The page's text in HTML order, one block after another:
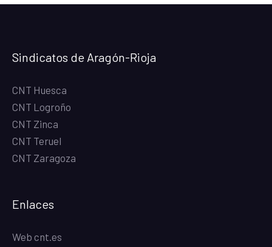
Sindicatos de Aragón-Rioja
CNT Huesca
CNT Logroño
CNT Zinca
CNT Teruel
CNT Zaragoza
Enlaces
Web cnt.es